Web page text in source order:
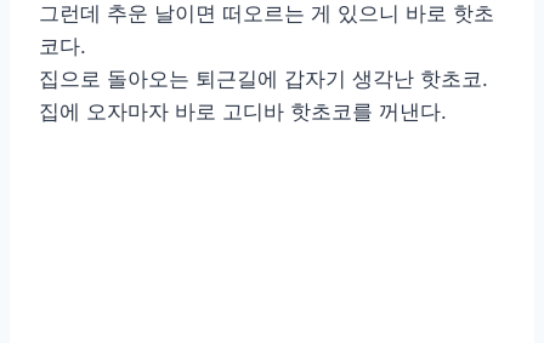
그런데 추운 날이면 떠오르는 게 있으니 바로 핫초
코다.
집으로 돌아오는 퇴근길에 갑자기 생각난 핫초코.
집에 오자마자 바로 고디바 핫초코를 꺼낸다.